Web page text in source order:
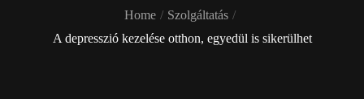
Home
Szolgáltatás
A depresszió kezelése otthon, egyedül is sikerülhet